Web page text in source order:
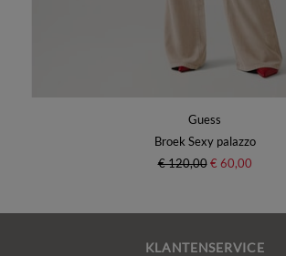
Guess
Broek Sexy palazzo
€ 120,00 € 60,00
KLANTENSERVICE